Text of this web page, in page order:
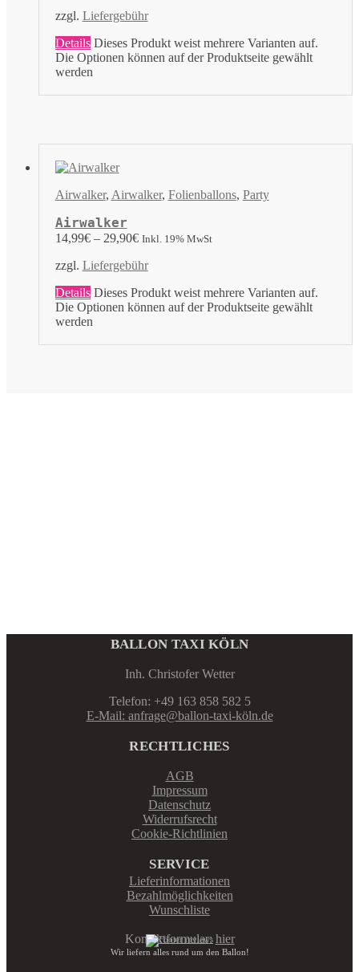
zzgl. Liefergebühr
Details Dieses Produkt weist mehrere Varianten auf.
Die Optionen können auf der Produktseite gewählt
werden
Airwalker, Airwalker, Folienballons, Party
Airwalker
14,99€– 29,90€ Inkl. 19% MwSt
zzgl. Liefergebühr
Details Dieses Produkt weist mehrere Varianten auf.
Die Optionen können auf der Produktseite gewählt
werden
BALLON TAXI KÖLN
Inh. Christofer Wetter
Telefon: +49 163 858 582 5
E-Mail: anfrage@ballon-taxi-köln.de
RECHTLICHES
AGB
Impressum
Datenschutz
Widerrufsrecht
Cookie-Richtlinien
SERVICE
Lieferinformationen
Bezahlmöglichkeiten
Wunschliste
Kontaktformular:hier
Wir liefern alles rund um den Ballon!